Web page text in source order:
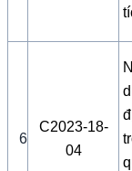
6
C2023-18-
04